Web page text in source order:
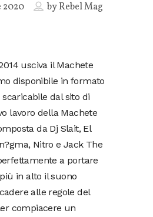
2020 byRebel Mag
usciva il Machete
disponibile in formato
dal sito di
lavoro della Machete
da Dj Slait, El
Nitro e Jack The
a portare
in alto il suono
alle regole del
compiacere un